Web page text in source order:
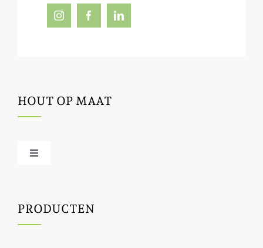
HOUT OP MAAT
Toggle
Houtbewerking
PRODUCTEN